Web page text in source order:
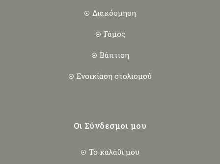
Διακόσμηση
Γάμος
Βάπτιση
Ενοικίαση στολισμού
Οι Σύνδεσμοι μου
Το καλάθι μου